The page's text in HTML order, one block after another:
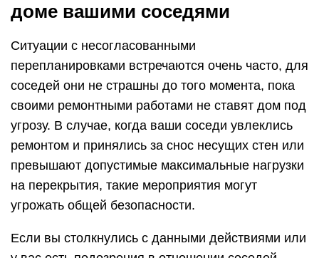
доме вашими соседями
Ситуации с несогласованными
перепланировками встречаются очень часто, для
соседей они не страшны до того момента, пока
своими ремонтными работами не ставят дом под
угрозу. В случае, когда ваши соседи увлеклись
ремонтом и принялись за снос несущих стен или
превышают допустимые максимальные нагрузки
на перекрытия, такие мероприятия могут
угрожать общей безопасности.
Если вы столкнулись с данными действиями или